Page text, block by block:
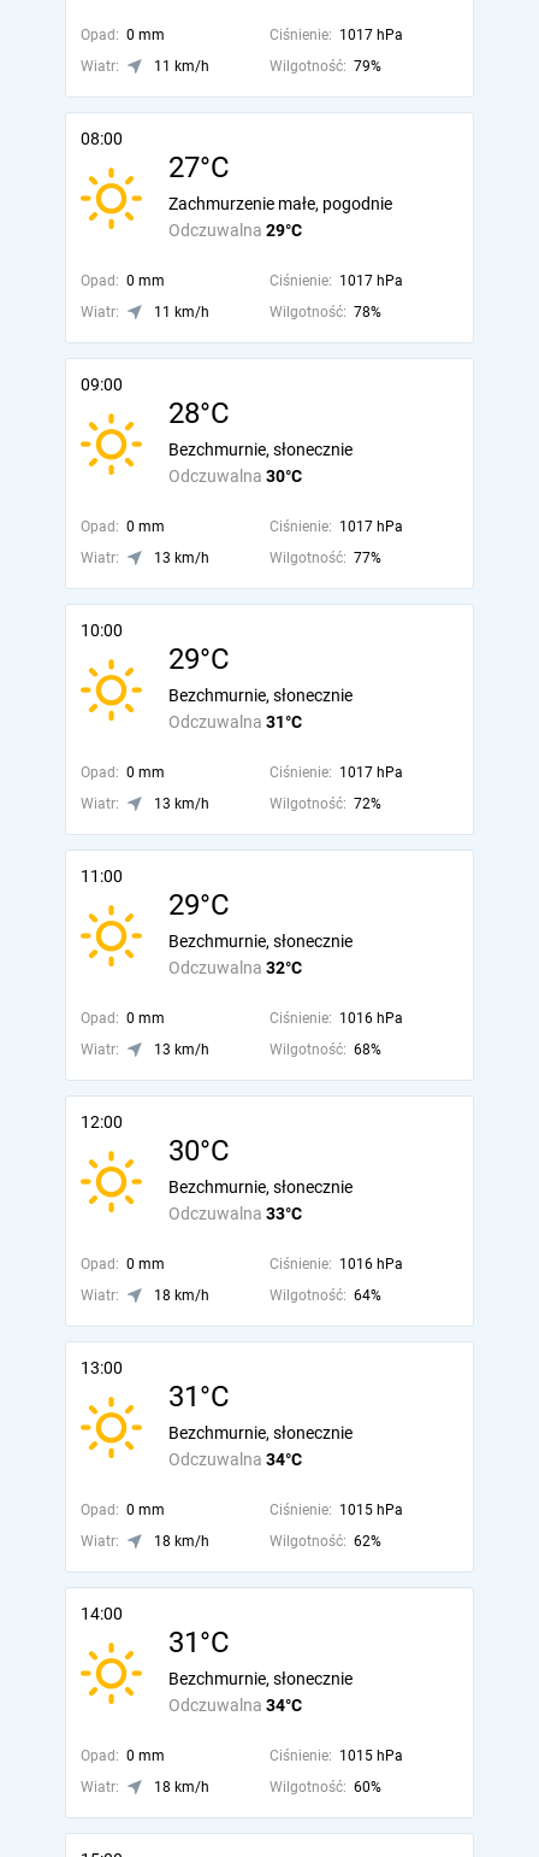
Opad: 0 mm Ciśnienie: 1017 hPa
Wiatr:
11 km/h Wilgotność: 79%
08:00
27°C
Odczuwalna 29°C
Zachmurzenie małe, pogodnie
Opad: 0 mm Ciśnienie: 1017 hPa
Wiatr:
11 km/h Wilgotność: 78%
09:00
28°C
Odczuwalna 30°C
Bezchmurnie, słonecznie
Opad: 0 mm Ciśnienie: 1017 hPa
Wiatr:
13 km/h Wilgotność: 77%
10:00
29°C
Odczuwalna 31°C
Bezchmurnie, słonecznie
Opad: 0 mm Ciśnienie: 1017 hPa
Wiatr:
13 km/h Wilgotność: 72%
11:00
29°C
Odczuwalna 32°C
Bezchmurnie, słonecznie
Opad: 0 mm Ciśnienie: 1016 hPa
Wiatr:
13 km/h Wilgotność: 68%
12:00
30°C
Odczuwalna 33°C
Bezchmurnie, słonecznie
Opad: 0 mm Ciśnienie: 1016 hPa
Wiatr:
18 km/h Wilgotność: 64%
13:00
31°C
Odczuwalna 34°C
Bezchmurnie, słonecznie
Opad: 0 mm Ciśnienie: 1015 hPa
Wiatr:
18 km/h Wilgotność: 62%
14:00
31°C
Odczuwalna 34°C
Bezchmurnie, słonecznie
Opad: 0 mm Ciśnienie: 1015 hPa
Wiatr:
18 km/h Wilgotność: 60%